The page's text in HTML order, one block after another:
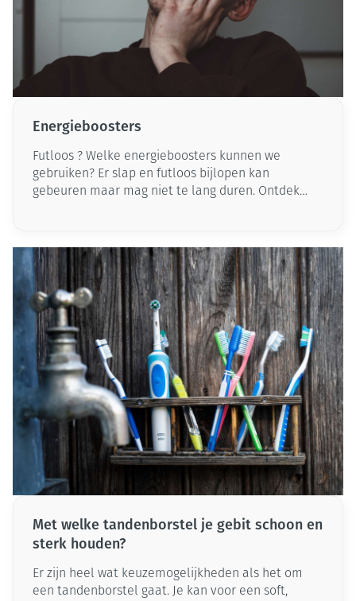
Energieboosters
Futloos ? Welke energieboosters kunnen we
gebruiken? Er slap en futloos bijlopen kan
gebeuren maar mag niet te lang duren. Ontdek
Met welke tandenborstel je gebit schoon en
sterk houden?
Er zijn heel wat keuzemogelijkheden als het om
een tandenborstel gaat. Je kan voor een soft,